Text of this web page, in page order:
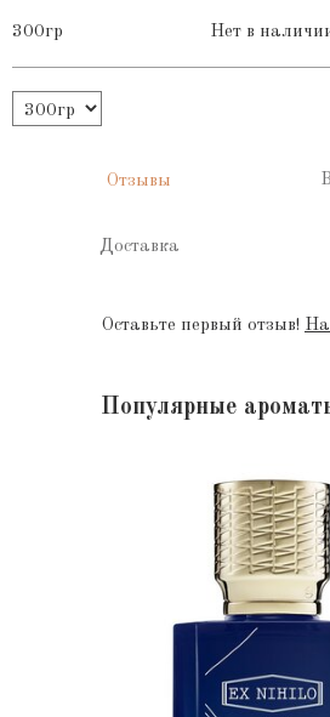
300гр Нет в
Отзывы
Доставка
Оставьте первый отзыв!
Популярные